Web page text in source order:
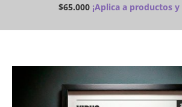
$65.000¡Aplica a productos y